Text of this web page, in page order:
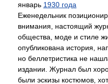
январь 1930 года
Еженедельник
внимания, настоящий
общества, моде и стиле
опубликована история,
но беллетристика не
издании. Журнал был
были эскизы костюмов,